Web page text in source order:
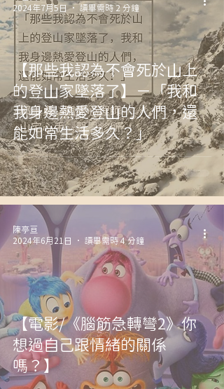
【那些我認為不會死於山上
的登山家墜落了】－「我和
我身邊熱愛登山的人們，還
能如常生活多久？」
2024年7月5日
讀畢需時 2 分鐘
【電影/《腦筋急轉彎2》你
想過自己跟情緒的關係
嗎？】
陳亭亘
2024年6月21日
讀畢需時 4 分鐘